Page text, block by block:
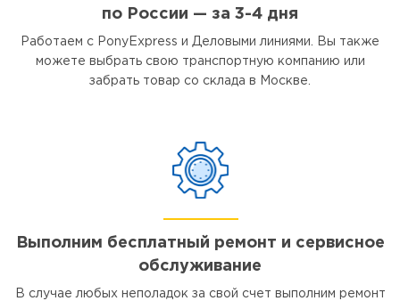
по России — за 3-4 дня
Работаем с PonyExpress и Деловыми линиями. Вы также
можете выбрать свою транспортную компанию или
забрать товар со склада в Москве.
Выполним бесплатный ремонт и сервисное
обслуживание
В случае любых неполадок за свой счет выполним ремонт